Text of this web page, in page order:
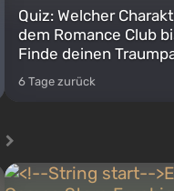
Quiz: Welcher
dem Romance Club
Finde deinen
6 Tage zurück